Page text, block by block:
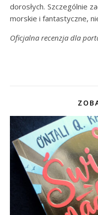
dorosłych. Szczególnie
morskie i fantastyczne,
Oficjalna recenzja dla